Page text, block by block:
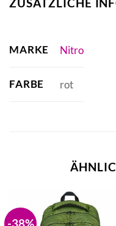
MARKE Nitro
FARBE rot